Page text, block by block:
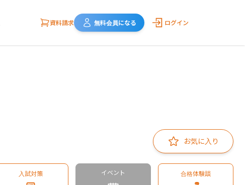
資料請求 無料会員になる ログイン
お気に入り
入試対策 イベント 合格体験談